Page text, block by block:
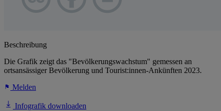
Beschreibung
Die Grafik zeigt das "Bevölkerungswachstum" gemessen an
ortsansässiger Bevölkerung und Tourist:innen-Ankünften 2023.
Melden
Infografik downloaden